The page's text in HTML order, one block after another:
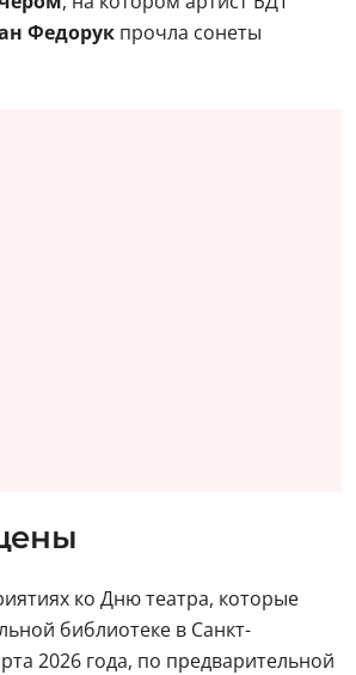
Федорук прочла сонеты
ко Дню театра, которые
библиотеке в Санкт-
2026 года, по предварительной